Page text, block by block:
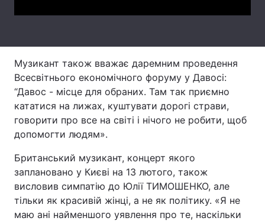
Тема оформлення
Музикант також вважає даремним проведення
Всесвітнього економічного форуму у Давосі:
“Давос - місце для обраних. Там так приємно
кататися на лижах, куштувати дорогі страви,
говорити про все на світі і нічого не робити, щоб
допомогти людям».
Британський музикант, концерт якого
заплановано у Києві на 13 лютого, також
висловив симпатію до Юлії ТИМОШЕНКО, але
тільки як красивій жінці, а не як політику. «Я не
маю ані найменшого уявлення про те, наскільки